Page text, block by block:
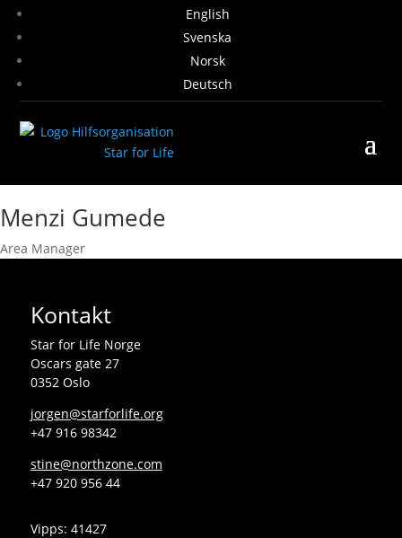
English
Svenska
Norsk
Deutsch
Menzi Gumede
Area Manager
Kontakt
Star for Life Norge
Oscars gate 27
0352 Oslo
jorgen@starforlife.org
+47 916 98342
stine@northzone.com
+47 920 956 44
Vipps: 41427